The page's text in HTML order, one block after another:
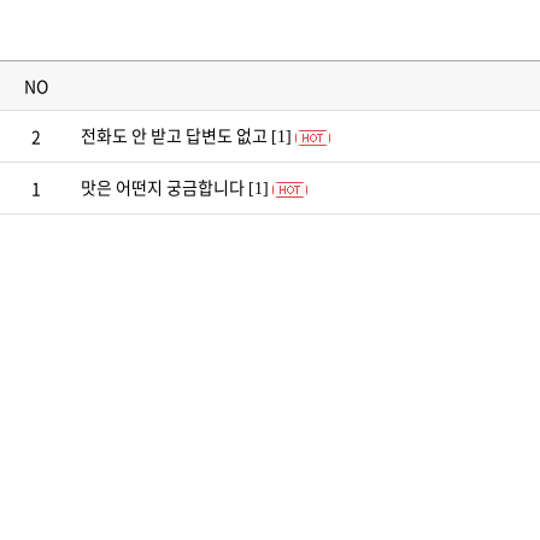
NO
2 전화도 안 받고 답변도 없고 [1]
1 맛은 어떤지 궁금합니다 [1]